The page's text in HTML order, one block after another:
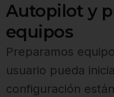
Autopilot y
equipos
Preparamos
usuario pueda
configuración